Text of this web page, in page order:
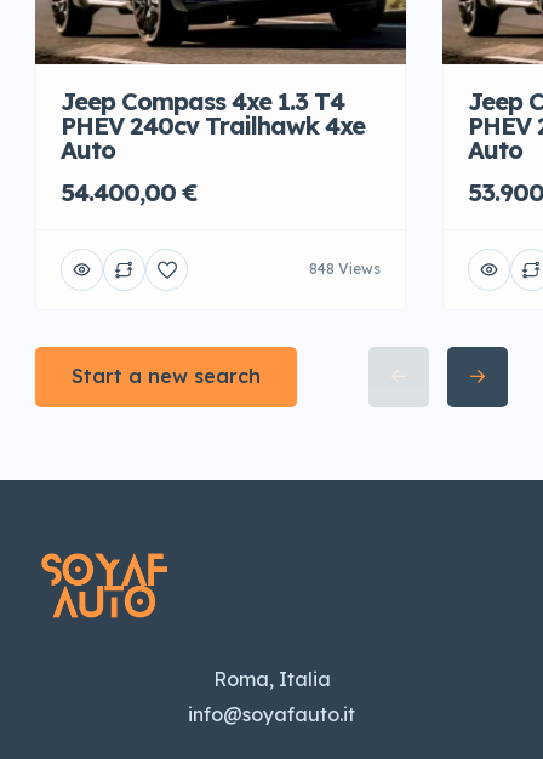
Jeep Compass 4xe 1.3 T4
PHEV 240cv Trailhawk 4xe
Auto
54.400,00 €
848 Views
Jeep
Auto
Start a new search
Roma, Italia
info@soyafauto.it